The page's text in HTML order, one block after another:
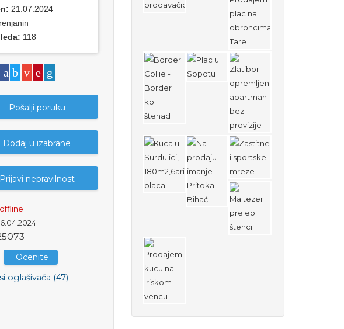
21.07.2024
118
Pošalji poruku
Dodaj u izabrane
Prijavi nepravilnost
offline
5073
Ocenite
oglašivača (47)